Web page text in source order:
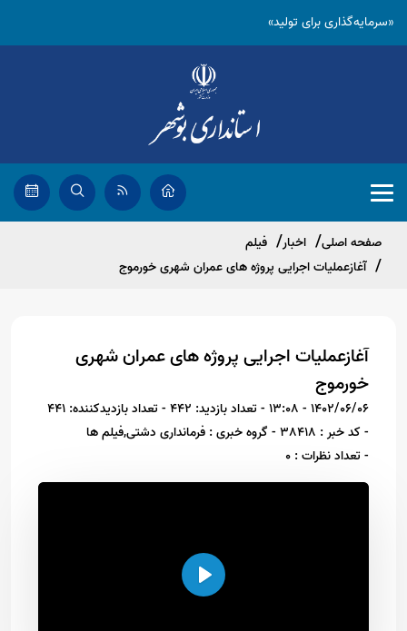
«سرمایه‌گذاری برای تولید»
صفحه اصلی اخبار
فیلم
آغازعملیات اجرایی پروژه های عمران شهری خورموج
آغازعملیات اجرایی پروژه های عمران شهری
خورموج
1402/06/06 - 13:08 - تعداد بازدید: 442
- تعداد بازدیدکننده: 441
- کد خبر : 38418
- گروه خبری : فرمانداری دشتی,فیلم ها
- تعداد نظرات : 0
اجرا